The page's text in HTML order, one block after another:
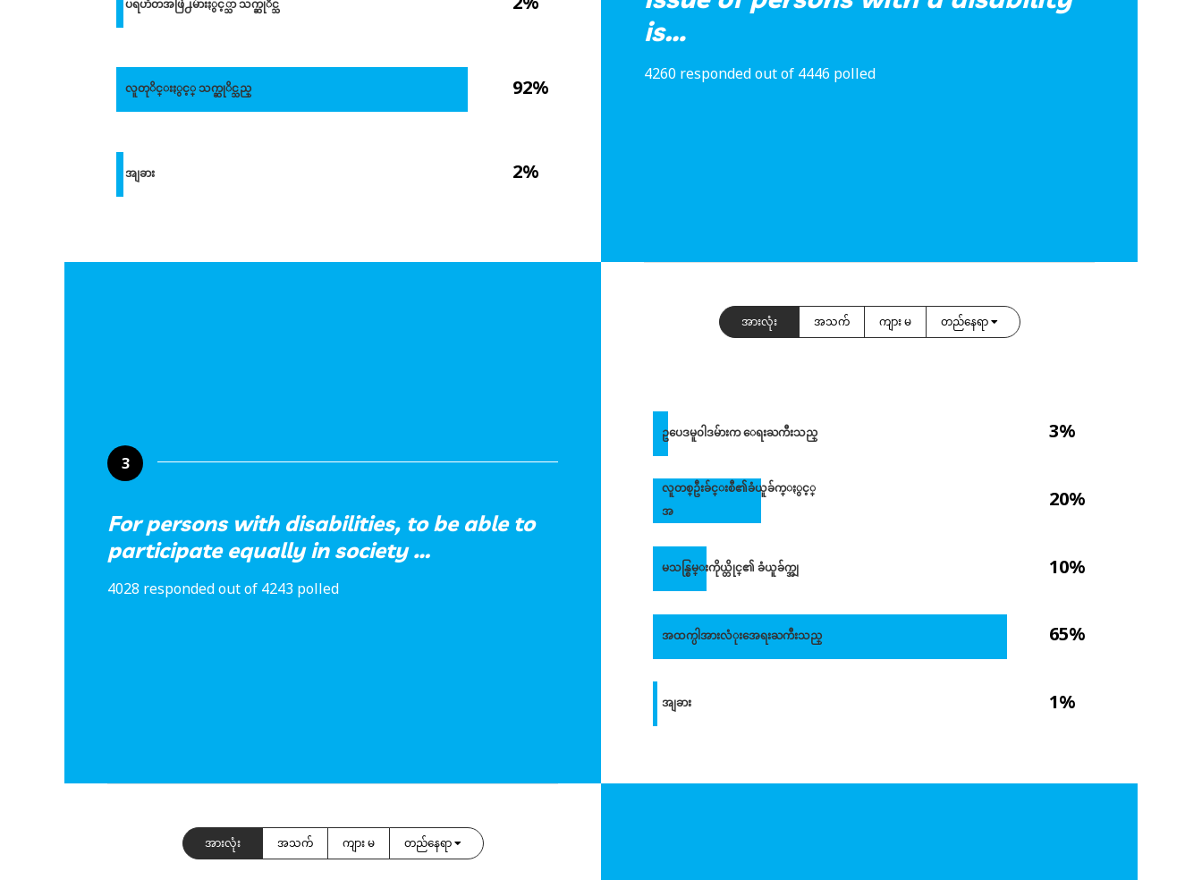
is…
4260 responded out of 4446 polled
92%
2%
ပရဟိတအဖြဲ႕မ်ားႏွင့္သာ သက္ဆုိင္သ
လူတုိင္းႏွင့္ သက္ဆုိင္သည္
အျခား
3
For persons with disabilities, to be able to
participate equally in society …
4028 responded out of 4243 polled
အားလုံး အသက် ကျား မ တည်နေရာ
3%
20%
10%
65%
1%
ဥပေဒမူ၀ါဒမ်ားက ေရးႀကီးသည္
လူတစ္ဦးခ်င္းစီ၏ခံယူခ်က္ႏွင့္
အ
မသန္စြမ္းကိုယ္တိုင္၏ ခံယူခ်က္အျ
အထက္ပါအားလံုးအေရးႀကီးသည္
အျခား
အားလုံး အသက် ကျား မ တည်နေရာ